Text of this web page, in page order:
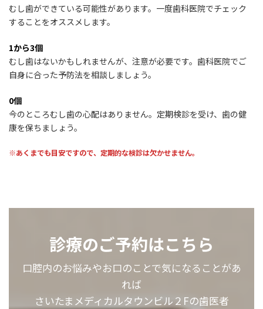
むし歯ができている可能性があります。一度歯科医院でチェック
することをオススメします。
1から3個
むし歯はないかもしれませんが、注意が必要です。歯科医院でご
自身に合った予防法を相談しましょう。
0個
今のところむし歯の心配はありません。定期検診を受け、歯の健
康を保ちましょう。
※あくまでも目安ですので、定期的な検診は欠かせません。
診療のご予約はこちら
口腔内のお悩みやお口のことで気になることがあ
れば
さいたまメディカルタウンビル２Fの歯医者